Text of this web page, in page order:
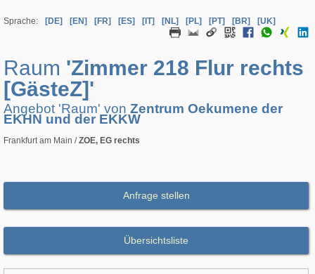
Sprache: [DE] [EN] [FR] [ES] [IT] [NL] [PL] [PT] [BR] [UK]
Raum 'Zimmer 218 Flur rechts
[GästeZ]'
Angebot 'Raum' von Zentrum Oekumene der
EKHN und der EKKW
Frankfurt am Main /ZOE, EG rechts
Anfrage stellen
Übersichtsliste